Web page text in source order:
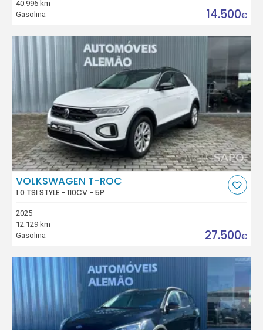
40.996 km
Gasolina
14.500€
VOLKSWAGEN T-ROC
1.0 TSI STYLE - 110CV - 5P
2025
12.129 km
Gasolina
27.500€